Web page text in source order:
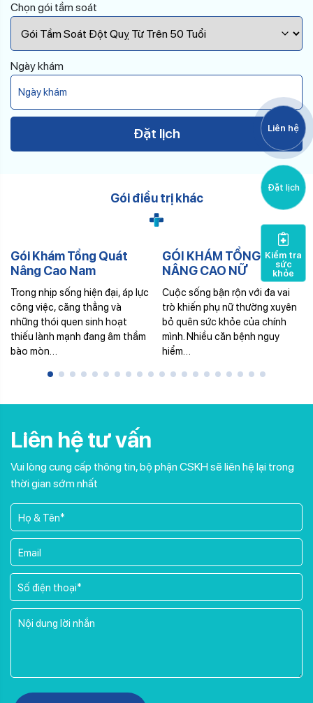
Chọn gói tầm soát
Ngày khám
Đặt lịch
Gói điều trị khác
Gói Khám Tổng Quát
Nâng Cao Nam
Trong nhịp sống hiện đại, áp lực
công việc, căng thẳng và
những thói quen sinh hoạt
thiếu lành mạnh đang âm thầm
bào mòn…
GÓI KHÁM TỔNG QUÁT
NÂNG CAO NỮ
Cuộc sống bận rộn với đa vai
trò khiến phụ nữ thường xuyên
bỏ quên sức khỏe của chính
mình. Nhiều căn bệnh nguy
hiểm…
Liên hệ tư vấn
Vui lòng cung cấp thông tin, bộ phận CSKH sẽ liên hệ lại trong
thời gian sớm nhất
Liên hệ
Đặt lịch
Kiểm tra
sức
khỏe